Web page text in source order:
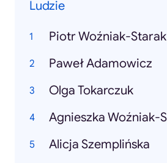
Ludzie
Piotr Woźniak-Starak
Paweł Adamowicz
Olga Tokarczuk
Alicja Szemplińska